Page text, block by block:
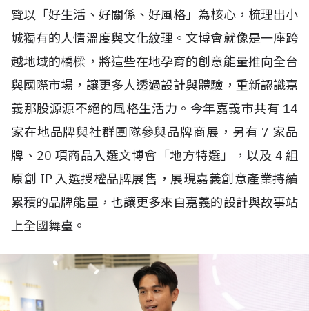
覽以「好生活、好關係、好風格」為核心，梳理出小
城獨有的人情溫度與文化紋理。文博會就像是一座跨
越地域的橋樑，將這些在地孕育的創意能量推向全台
與國際市場，讓更多人透過設計與體驗，重新認識嘉
義那股源源不絕的風格生活力。今年嘉義市共有 14
家在地品牌與社群團隊參與品牌商展，另有 7 家品
牌、 20 項商品入選文博會「地方特選」，以及 4 組
原創 IP 入選授權品牌展售，展現嘉義創意產業持續
累積的品牌能量，也讓更多來自嘉義的設計與故事站
上全國舞臺。